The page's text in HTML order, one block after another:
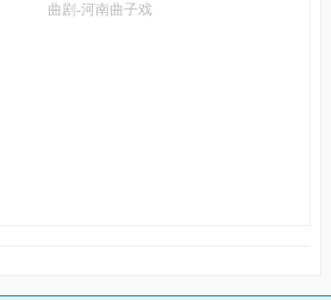
首》
曲剧-河南曲子戏